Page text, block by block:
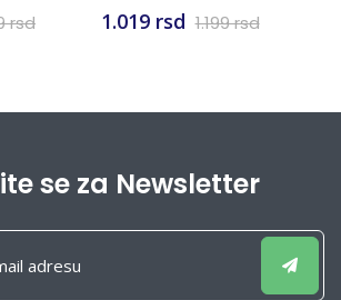
rsd 1.019 rsd 1.199 rsd
se za Newsletter